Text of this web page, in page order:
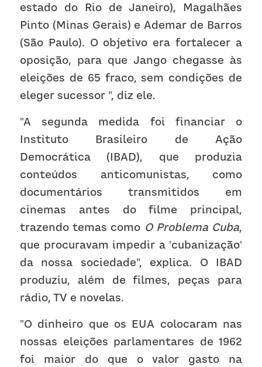
estado do Rio de Janeiro), Magalhães
Pinto (Minas Gerais) e Ademar de Barros
(São Paulo). O objetivo era fortalecer a
oposição, para que Jango chegasse às
eleições de 65 fraco, sem condições de
eleger sucessor ", diz ele.
"A segunda medida foi financiar o
Instituto Brasileiro de Ação
Democrática (IBAD), que produzia
conteúdos anticomunistas, como
documentários transmitidos em
cinemas antes do filme principal,
trazendo temas como O Problema Cuba,
que procuravam impedir a 'cubanização'
da nossa sociedade", explica. O IBAD
produziu, além de filmes, peças para
rádio, TV e novelas.
"O dinheiro que os EUA colocaram nas
nossas eleições parlamentares de 1962
foi maior do que o valor gasto na